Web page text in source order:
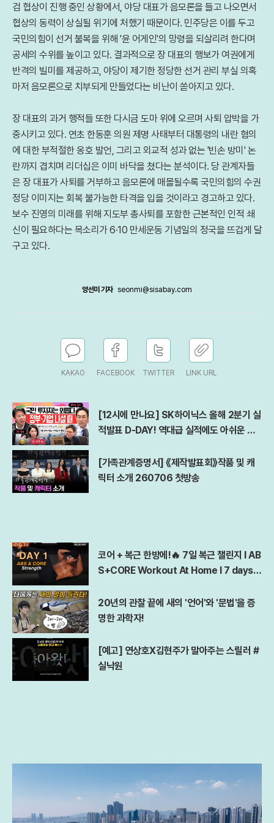
검 협상이 진행 중인 상황에서, 야당 대표가 음모론을 들고 나오면서
협상의 동력이 상실될 위기에 처했기 때문이다. 민주당은 이를 두고
국민의힘이 선거 불복을 위해 '윤 어게인'의 망령을 되살리려 한다며
공세의 수위를 높이고 있다. 결과적으로 장 대표의 행보가 여권에게
반격의 빌미를 제공하고, 야당이 제기한 정당한 선거 관리 부실 의혹
마저 음모론으로 치부되게 만들었다는 비난이 쏟아지고 있다.
장 대표의 과거 행적들 또한 다시금 도마 위에 오르며 사퇴 압박을 가
중시키고 있다. 연초 한동훈 의원 제명 사태부터 대통령의 내란 혐의
에 대한 부적절한 옹호 발언, 그리고 외교적 성과 없는 '빈손 방미' 논
란까지 겹치며 리더십은 이미 바닥을 쳤다는 분석이다. 당 관계자들
은 장 대표가 사퇴를 거부하고 음모론에 매몰될수록 국민의힘의 수권
정당 이미지는 회복 불가능한 타격을 입을 것이라고 경고하고 있다.
보수 진영의 미래를 위해 지도부 총사퇴를 포함한 근본적인 인적 쇄
신이 필요하다는 목소리가 6·10 만세운동 기념일의 정국을 뜨겁게 달
구고 있다.
양선미 기자 seonmi@sisabay.com
KAKAO FACEBOOK TWITTER LINK URL
[12시에 만나요] SK하이닉스 올해 2분기 실
적발표 D-DAY! 역대급 실적에도 아쉬운 점
년 7월 29일 수요일
[가족관계증명서] 《제작발표회》작품 및 캐
릭터 소개 260706 첫방송
코어 + 복근 한방에!🔥 7일 복근 챌린지 l AB
S+CORE Workout At Home l 7 days A
20년의 관찰 끝에 새의 '언어'와 '문법'을 증
명한 과학자!
[예고] 연상호X김현주가 말아주는 스릴러 #
실낙원